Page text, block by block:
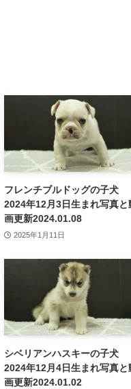
フレンチブルドッグの子犬
2024年12月3日生まれ写真と
画更新2024.01.08
2025年1月11日
シベリアンハスキーの子犬
2024年12月4日生まれ写真と
画更新2024.01.02